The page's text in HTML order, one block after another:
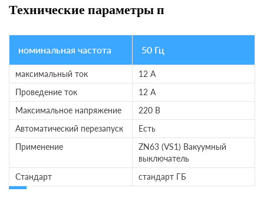
Технические параметры п
номинальная частота 50 Гц
максимальный ток
12 A
Проведение ток
12 A
Максимальное напряжение
220 В
Автоматический перезапуск
Есть
Применение
ZN63 (VS1) Вакуумный
выключатель
Стандарт
стандарт ГБ